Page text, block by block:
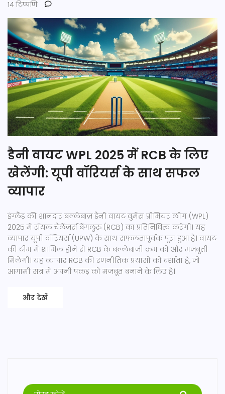
14 टिप्पणि
डैनी वायट WPL 2025 में RCB के लिए
खेलेंगी: यूपी वॉरियर्स के साथ सफल
व्यापार
इंग्लैंड की शानदार बल्लेबाज़ डैनी वायट वुमेंस प्रीमियर लीग (WPL)
2025 में रॉयल चैलेंजर्स बेंगलुरु (RCB) का प्रतिनिधित्व करेंगी। यह
व्यापार यूपी वॉरियर्स (UPW) के साथ सफलतापूर्वक पूरा हुआ है। वायट
की टीम में शामिल होने से RCB के बल्लेबाजी क्रम को और मजबूती
मिलेगी। यह व्यापार RCB की रणनीतिक प्रयासों को दर्शाता है, जो
आगामी सत्र में अपनी पकड़ को मजबूत बनाने के लिए है।
और देखें